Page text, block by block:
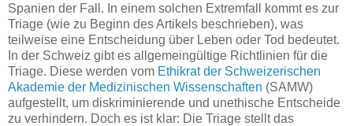
Spanien der Fall. In einem solchen Extremfall kommt es zur
Triage (wie zu Beginn des Artikels beschrieben), was
teilweise eine Entscheidung über Leben oder Tod bedeutet.
In der Schweiz gibt es allgemeingültige Richtlinien für die
Triage. Diese werden vom Ethikrat der Schweizerischen
Akademie der Medizinischen Wissenschaften (SAMW)
aufgestellt, um diskriminierende und unethische Entscheide
zu verhindern. Doch es ist klar: Die Triage stellt das